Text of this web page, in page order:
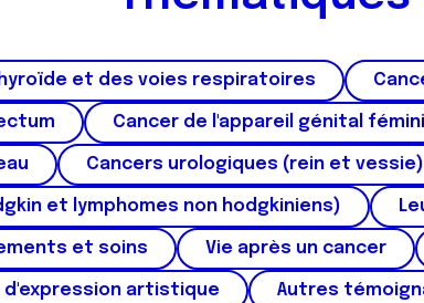
et des voies respiratoires
Cancer de l'appareil génital
Cancers urologiques (rein et vessie)
et lymphomes non hodgkiniens)
et soins Vie après un cancer
d'expression artistique Autres